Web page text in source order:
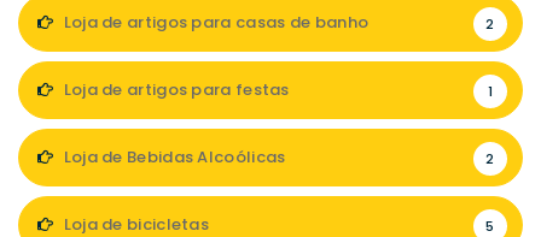
Loja de artigos para casas de banho 2
Loja de artigos para festas 1
Loja de Bebidas Alcoólicas 2
Loja de bicicletas 5